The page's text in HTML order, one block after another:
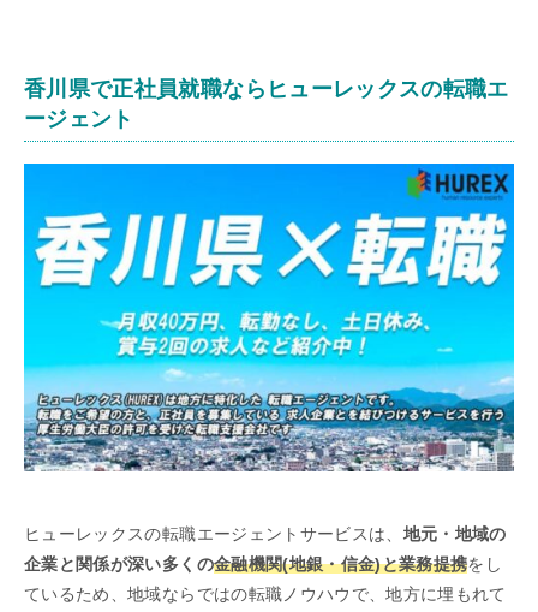
香川県で正社員就職ならヒューレックスの転職エ
ージェント
ヒューレックスの転職エージェントサービスは、 地元・地域の
企業と関係が深い多くの金融機関(地銀・信金)と業務提携をし
ているため、地域ならではの転職ノウハウで、地方に埋もれて